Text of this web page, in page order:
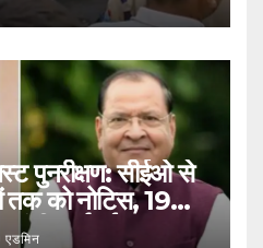
पुनरीक्षण: सीईओ से
तक को नोटिस, 19
कार्रवाई
एडमिन